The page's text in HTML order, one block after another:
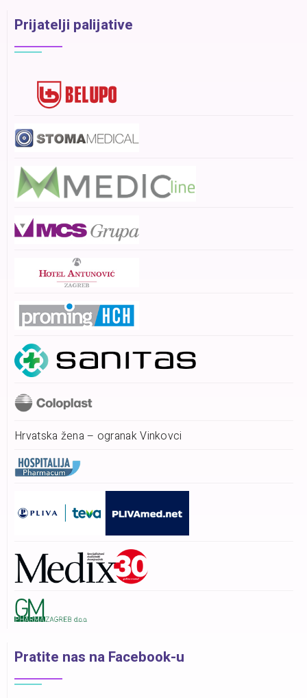
Prijatelji palijative
Hrvatska žena – ogranak Vinkovci
Pratite nas na Facebook-u